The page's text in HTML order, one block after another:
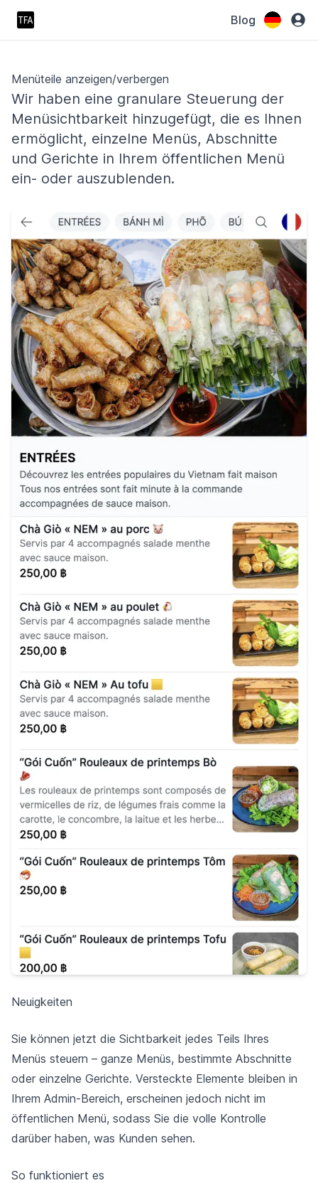
Blog
Menüteile anzeigen/verbergen
Wir haben eine granulare Steuerung der
Menüsichtbarkeit hinzugefügt, die es Ihnen
ermöglicht, einzelne Menüs, Abschnitte
und Gerichte in Ihrem öffentlichen Menü
ein- oder auszublenden.
Neuigkeiten
Sie können jetzt die Sichtbarkeit jedes Teils Ihres
Menüs steuern – ganze Menüs, bestimmte Abschnitte
oder einzelne Gerichte. Versteckte Elemente bleiben in
Ihrem Admin-Bereich, erscheinen jedoch nicht im
öffentlichen Menü, sodass Sie die volle Kontrolle
darüber haben, was Kunden sehen.
So funktioniert es